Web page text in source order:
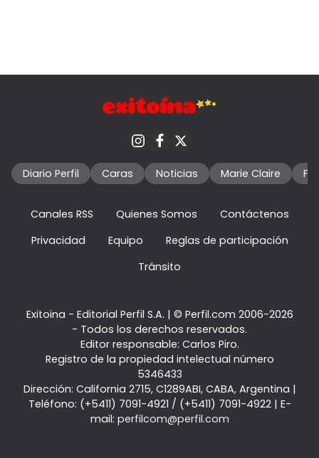
Diario Perfil Caras Noticias Marie Claire
Canales RSS Quienes Somos
Contáctenos
Privacidad
Equipo
Reglas de participación
Tránsito
Exitoina - Editorial Perfil S.A. | © Perfil.com 2006-2026
- Todos los derechos reservados.
Editor responsable: Carlos Piro.
Registro de la propiedad intelectual número
5346433
Dirección: California 2715, C1289ABI, CABA, Argentina |
Teléfono: (+5411) 7091-4921 / (+5411) 7091-4922| E-
mail: perfilcom@perfil.com